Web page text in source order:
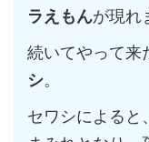
ラえもんが現れ
続いてやって来
シ。
セワシによると